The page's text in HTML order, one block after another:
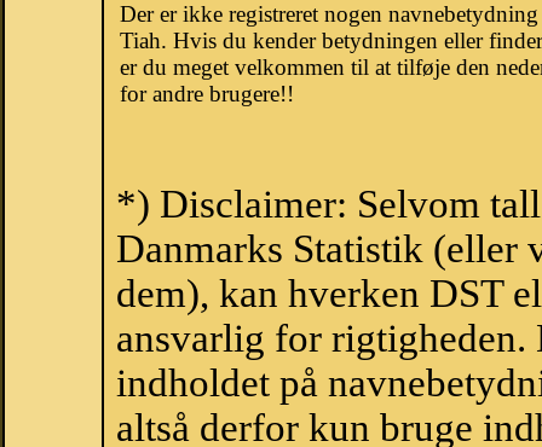
Der er ikke registreret nogen
Tiah. Hvis du kender betydningen eller
er du meget velkommen til at tilføje den
for andre brugere!!
*) Disclaimer: Selvom
Danmarks Statistik (eller
dem), kan hverken DST
ansvarlig for
indholdet på
altså derfor kun bruge